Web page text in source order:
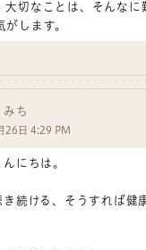
大切なことは、そんなに
がします。
みち
26日 4:29 PM
にちは。
き続ける、そうすれば健